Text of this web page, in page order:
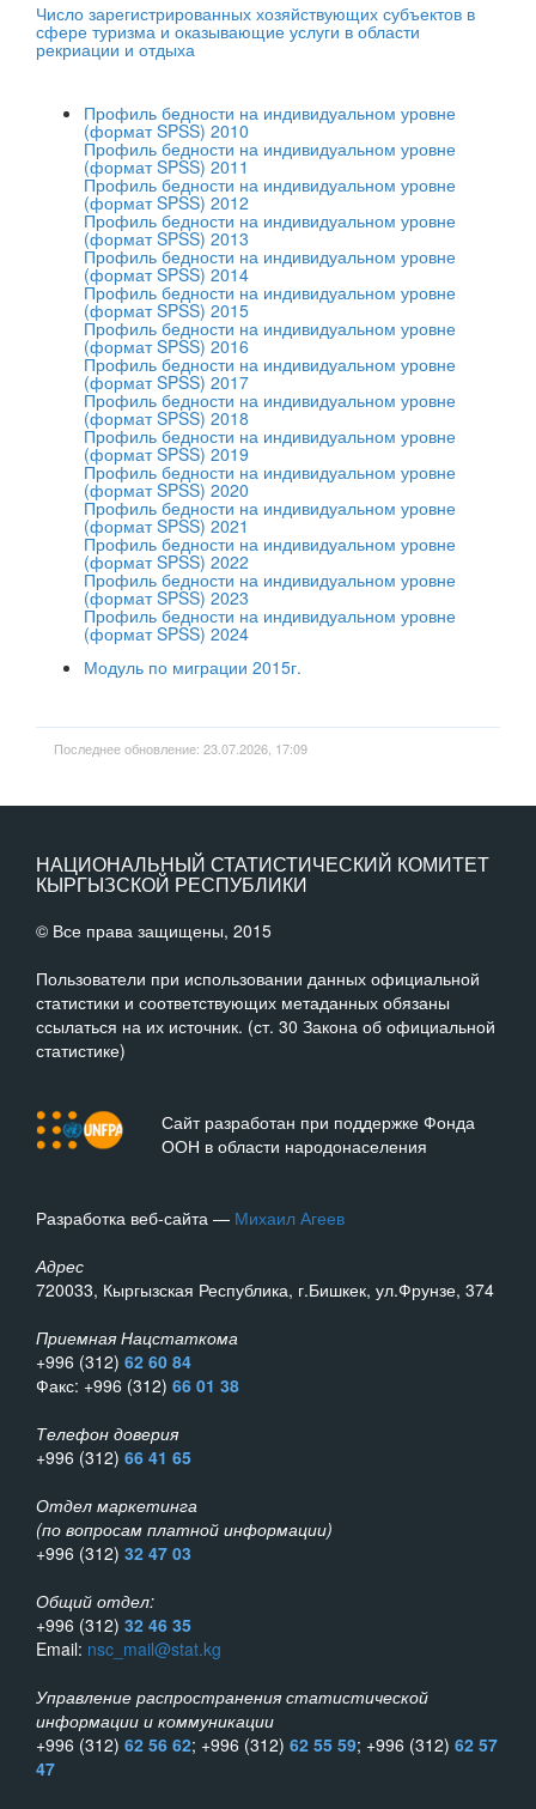
Число зарегистрированных хозяйствующих субъектов в
сфере туризма и оказывающие услуги в области
рекриации и отдыха
Профиль бедности на индивидуальном уровне
(формат SPSS) 2010
Профиль бедности на индивидуальном уровне
(формат SPSS) 2011
Профиль бедности на индивидуальном уровне
(формат SPSS) 2012
Профиль бедности на индивидуальном уровне
(формат SPSS) 2013
Профиль бедности на индивидуальном уровне
(формат SPSS) 2014
Профиль бедности на индивидуальном уровне
(формат SPSS) 2015
Профиль бедности на индивидуальном уровне
(формат SPSS) 2016
Профиль бедности на индивидуальном уровне
(формат SPSS) 2017
Профиль бедности на индивидуальном уровне
(формат SPSS) 2018
Профиль бедности на индивидуальном уровне
(формат SPSS) 2019
Профиль бедности на индивидуальном уровне
(формат SPSS) 2020
Профиль бедности на индивидуальном уровне
(формат SPSS) 2021
Профиль бедности на индивидуальном уровне
(формат SPSS) 2022
Профиль бедности на индивидуальном уровне
(формат SPSS) 2023
Профиль бедности на индивидуальном уровне
(формат SPSS) 2024
Модуль по миграции 2015г.
Последнее обновление: 23.07.2026, 17:09
НАЦИОНАЛЬНЫЙ СТАТИСТИЧЕСКИЙ КОМИТЕТ
КЫРГЫЗСКОЙ РЕСПУБЛИКИ
© Все права защищены, 2015
Пользователи при использовании данных официальной
статистики и соответствующих метаданных обязаны
ссылаться на их источник. (ст. 30 Закона об официальной
статистике)
Сайт разработан при поддержке Фонда
ООН в области народонаселения
Разработка веб-сайта — Михаил Агеев
Адрес
720033, Кыргызская Республика, г.Бишкек, ул.Фрунзе, 374
Приемная Нацстаткома
+996 (312) 62 60 84
Факс: +996 (312) 66 01 38
Телефон доверия
+996 (312) 66 41 65
Отдел маркетинга
(по вопросам платной информации)
+996 (312) 32 47 03
Общий отдел:
+996 (312) 32 46 35
Email: nsc_mail@stat.kg
Управление распространения статистической
информации и коммуникации
+996 (312) 62 56 62; +996 (312) 62 55 59; +996 (312) 62 57
47